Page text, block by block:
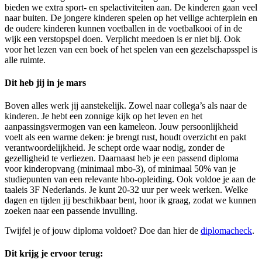
bieden we extra sport- en spelactiviteiten aan. De kinderen gaan veel
naar buiten. De jongere kinderen spelen op het veilige achterplein en
de oudere kinderen kunnen voetballen in de voetbalkooi of in de
wijk een verstopspel doen. Verplicht meedoen is er niet bij. Ook
voor het lezen van een boek of het spelen van een gezelschapsspel is
alle ruimte.
Dit heb jij in je mars
Boven alles werk jij aanstekelijk. Zowel naar collega’s als naar de
kinderen. Je hebt een zonnige kijk op het leven en het
aanpassingsvermogen van een kameleon. Jouw persoonlijkheid
voelt als een warme deken: je brengt rust, houdt overzicht en pakt
verantwoordelijkheid. Je schept orde waar nodig, zonder de
gezelligheid te verliezen. Daarnaast heb je een passend diploma
voor kinderopvang (minimaal mbo-3), of minimaal 50% van je
studiepunten van een relevante hbo-opleiding. Ook voldoe je aan de
taaleis 3F Nederlands. Je kunt 20-32 uur per week werken. Welke
dagen en tijden jij beschikbaar bent, hoor ik graag, zodat we kunnen
zoeken naar een passende invulling.
Twijfel je of jouw diploma voldoet? Doe dan hier de diplomacheck.
Dit krijg je ervoor terug: